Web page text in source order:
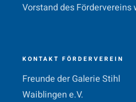
Vorstand des Fördervereins
KONTAKT FÖRDERVEREIN
Freunde der Galerie Stihl
Waiblingen e.V.